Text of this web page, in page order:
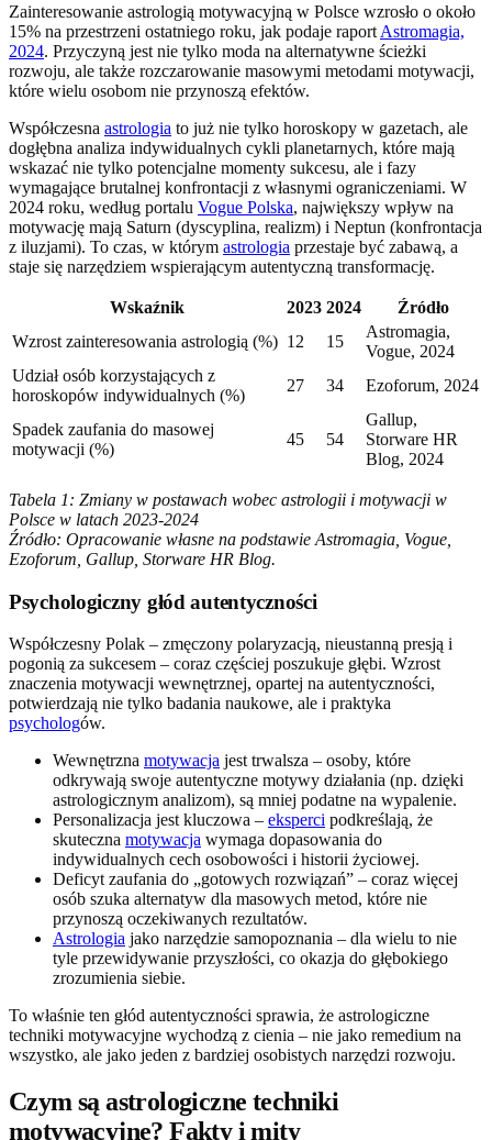
Zainteresowanie astrologią motywacyjną w Polsce wzrosło o około
15% na przestrzeni ostatniego roku, jak podaje raport Astromagia,
2024. Przyczyną jest nie tylko moda na alternatywne ścieżki
rozwoju, ale także rozczarowanie masowymi metodami motywacji,
które wielu osobom nie przynoszą efektów.
Współczesna astrologia to już nie tylko horoskopy w gazetach, ale
dogłębna analiza indywidualnych cykli planetarnych, które mają
wskazać nie tylko potencjalne momenty sukcesu, ale i fazy
wymagające brutalnej konfrontacji z własnymi ograniczeniami. W
2024 roku, według portalu Vogue Polska, największy wpływ na
motywację mają Saturn (dyscyplina, realizm) i Neptun (konfrontacja
z iluzjami). To czas, w którym astrologia przestaje być zabawą, a
staje się narzędziem wspierającym autentyczną transformację.
Wskaźnik 2023 2024
Źródło
Wzrost zainteresowania astrologią (%) 12 15
Astromagia,
Vogue, 2024
Udział osób korzystających z
horoskopów indywidualnych (%)
27 34 Ezoforum, 2024
Spadek zaufania do masowej
motywacji (%)
45 54
Gallup,
Storware HR
Blog, 2024
Tabela 1: Zmiany w postawach wobec astrologii i motywacji w
Polsce w latach 2023-2024
Źródło: Opracowanie własne na podstawie Astromagia, Vogue,
Ezoforum, Gallup, Storware HR Blog.
Psychologiczny głód autentyczności
Współczesny Polak – zmęczony polaryzacją, nieustanną presją i
pogonią za sukcesem – coraz częściej poszukuje głębi. Wzrost
znaczenia motywacji wewnętrznej, opartej na autentyczności,
potwierdzają nie tylko badania naukowe, ale i praktyka
psychologów.
Wewnętrzna motywacja jest trwalsza – osoby, które
odkrywają swoje autentyczne motywy działania (np. dzięki
astrologicznym analizom), są mniej podatne na wypalenie.
Personalizacja jest kluczowa – eksperci podkreślają, że
skuteczna motywacja wymaga dopasowania do
indywidualnych cech osobowości i historii życiowej.
Deficyt zaufania do „gotowych rozwiązań” – coraz więcej
osób szuka alternatyw dla masowych metod, które nie
przynoszą oczekiwanych rezultatów.
Astrologia jako narzędzie samopoznania – dla wielu to nie
tyle przewidywanie przyszłości, co okazja do głębokiego
zrozumienia siebie.
To właśnie ten głód autentyczności sprawia, że astrologiczne
techniki motywacyjne wychodzą z cienia – nie jako remedium na
wszystko, ale jako jeden z bardziej osobistych narzędzi rozwoju.
Czym są astrologiczne techniki
motywacyjne? Fakty i mity